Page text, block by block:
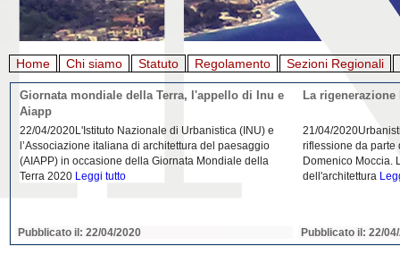
Home Chi siamo Statuto Regolamento Sezioni Regionali
Giornata mondiale della Terra, l'appello di Inu e
Aiapp
22/04/2020L'Istituto Nazionale di Urbanistica (INU) e
l’Associazione italiana di architettura del paesaggio
(AIAPP) in occasione della Giornata Mondiale della
Terra 2020 Leggi tutto
Pubblicato il: 22/04/2020
La
21/04/
riflessione da parte
Domenico Moccia.
dell'architettura
Pubblicato il: 22/